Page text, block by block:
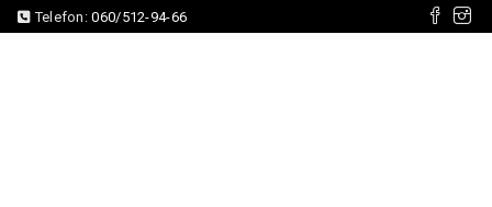
Telefon:060/512-94-66